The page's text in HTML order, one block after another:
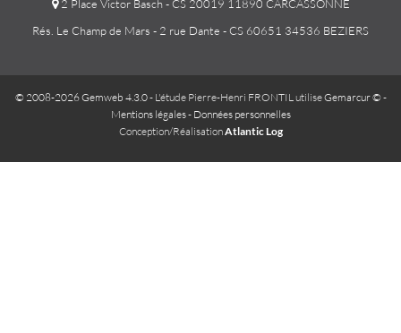
2 Place Victor Basch - CS 20019 11890 CARCASSONNE
Rés. Le Champ de Mars - 2 rue Dante - CS 60651 34536 BEZIERS
© 2008-2026 Gemweb 4.3.0- L'étude Pierre-Henri FRONTIL utiliseGemarcur © -
Mentions légales- Données personnelles
Conception/RéalisationAtlantic Log